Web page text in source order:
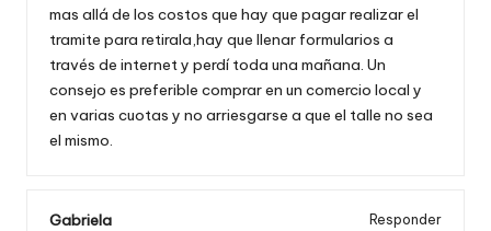
mas allá de los costos que hay que pagar realizar el
tramite para retirala,hay que llenar formularios a
través de internet y perdí toda una mañana. Un
consejo es preferible comprar en un comercio local y
en varias cuotas y no arriesgarse a que el talle no sea
el mismo.
Gabriela
Responder